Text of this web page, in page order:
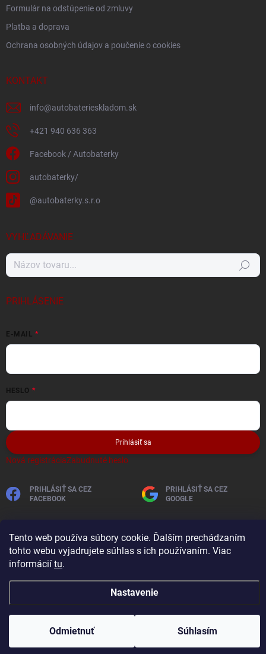
Tento web používa súbory cookie. Ďalším prechádzaním
tohto webu vyjadrujete súhlas s ich používaním. Viac
informácií tu.
Nastavenie
Odmietnuť Súhlasím
Formulár na odstúpenie od zmluvy
Platba a doprava
Ochrana osobných údajov a poučenie o cookies
KONTAKT
info@autobaterieskladom.sk
+421 940 636 363
Facebook / Autobaterky
autobaterky/
@autobaterky.s.r.o
VYHĽADÁVANIE
Hľadať
PRIHLÁSENIE
E-MAIL
HESLO
Prihlásiť sa
Nová registráciaZabudnuté heslo
PRIHLÁSIŤ SA CEZ
FACEBOOK
PRIHLÁSIŤ SA CEZ
GOOGLE
AutobaterieSkladom. Všetky práva vyhradené.